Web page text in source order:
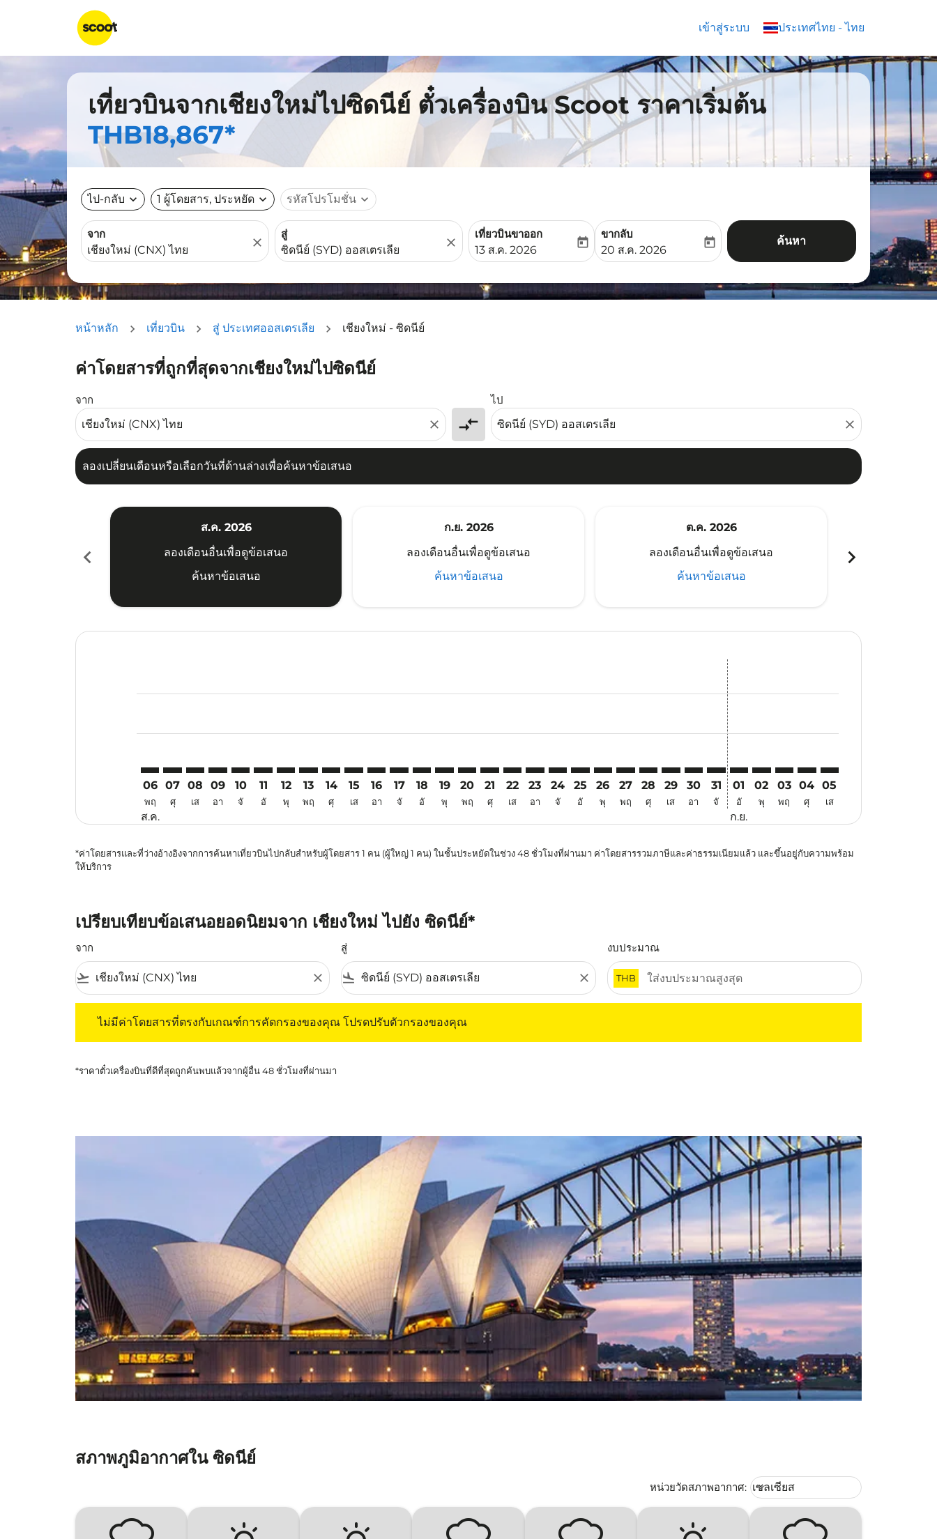
เข้าสู่ระบบ ประเทศไทย - ไทย
keyboard_arrow_down
เที่ยวบินจากเชียงใหม่ไปซิดนีย์ ตั๋วเครื่องบิน Scoot ราคาเริ่มต้น
THB18,867*
ไป-กลับ expand_more 1 ผู้โดยสาร, ประหยัด expand_more รหัสโปรโมชั่น expand_more
จาก
close
สู่
close
เที่ยวบินขาออก
fc-booking-departure-date-aria-label
13 ส.ค. 2026
today
ขากลับ
fc-booking-return-date-aria-label
20 ส.ค. 2026
today ค้นหา
หน้าหลัก เที่ยวบิน สู่ ประเทศออสเตรเลีย เชียงใหม่ - ซิดนีย์
ค่าโดยสารที่ถูกที่สุดจากเชียงใหม่ไปซิดนีย์
จาก
close compare_arrows
ไป
close
ลองเปลี่ยนเดือนหรือเลือกวันที่ด้านล่างเพื่อค้นหาข้อเสนอ
ลองเปลี่ยนเดือนหรือเลือกวันที่ด้านล่างเพื่อค้นหาข้อเสนอ
chevron_left
ส.ค. 2026
ลองเดือนอื่นเพื่อดูข้อเสนอ
ค้นหาข้อเสนอ
ก.ย. 2026
ลองเดือนอื่นเพื่อดูข้อเสนอ
ค้นหาข้อเสนอ
ต.ค. 2026
ลองเดือนอื่นเพื่อดูข้อเสนอ
ค้นหาข้อเสนอ
chevron_right
06
พฤ
ส.ค.
07
ศุ
08
เส
09
อา
10
จั
11
อั
12
พุ
13
พฤ
14
ศุ
15
เส
16
อา
17
จั
18
อั
19
พุ
20
พฤ
CNX–SYD: cmp-view-offers-disclaimer. ค้นหาข้อเสนอ
21
ศุ
CNX–SYD: cmp-view-offers-disclaimer. ค้นหาข้อเสนอ
22
เส
CNX–SYD: cmp-view-offers-disclaimer. ค้นหาข้อเสนอ
23
อา
CNX–SYD: cmp-view-offers-disclaimer. ค้นหาข้อเสนอ
24
จั
CNX–SYD: cmp-view-offers-disclaimer. ค้นหาข้อเสนอ
25
อั
CNX–SYD: cmp-view-offers-disclaimer. ค้นหาข้อเสนอ
26
พุ
CNX–SYD: cmp-view-offers-disclaimer. ค้นหาข้อเสนอ
27
พฤ
CNX–SYD: cmp-view-offers-disclaimer. ค้นหาข้อเสนอ
28
ศุ
CNX–SYD: cmp-view-offers-disclaimer. ค้นหาข้อเสนอ
29
เส
CNX–SYD: cmp-view-offers-disclaimer. ค้นหาข้อเ
30
อา
CNX–SYD: cmp-view-offers-disclaimer. ค้นห
31
จั
01
อั
ก.ย.
02
พุ
03
พฤ
04
ศุ
05
เส
*ค่าโดยสารและที่ว่างอ้างอิงจากการค้นหาเที่ยวบินไปกลับสำหรับผู้โดยสาร 1 คน (ผู้ใหญ่ 1 คน) ในชั้นประหยัดในช่วง 48 ชั่วโมงที่ผ่านมา ค่าโดยสารรวมภาษีและค่าธรรมเนียมแล้ว และขึ้นอยู่กับความพร้อม
ให้บริการ
เปรียบเทียบข้อเสนอยอดนิยมจาก เชียงใหม่ ไปยัง ซิดนีย์*
จาก
flight_takeoff close
สู่
flight_land close
งบประมาณ
THB
ไม่มีค่าโดยสารที่ตรงกับเกณฑ์การคัดกรองของคุณ โปรดปรับตัวกรองของคุณ
*ราคาตั๋วเครื่องบินที่ดีที่สุดถูกค้นพบแล้วจากผู้อื่น 48 ชั่วโมงที่ผ่านมา
สภาพภูมิอากาศใน ซิดนีย์
หน่วยวัดสภาพอากาศ: Weather unit option เซลเซียส
เซลเซียส
keyboard_arrow_down